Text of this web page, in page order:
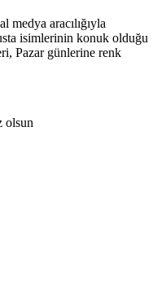
medya aracılığıyla
isimlerinin konuk olduğu
Pazar günlerine renk
olsun